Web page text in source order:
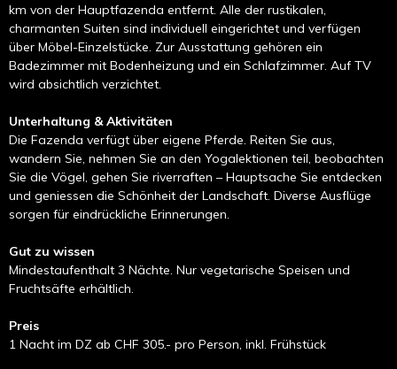
km von der Hauptfazenda entfernt. Alle der rustikalen,
charmanten Suiten sind individuell eingerichtet und verfügen
über Möbel-Einzelstücke. Zur Ausstattung gehören ein
Badezimmer mit Bodenheizung und ein Schlafzimmer. Auf TV
wird absichtlich verzichtet.
Unterhaltung & Aktivitäten
Die Fazenda verfügt über eigene Pferde. Reiten Sie aus,
wandern Sie, nehmen Sie an den Yogalektionen teil, beobachten
Sie die Vögel, gehen Sie riverraften – Hauptsache Sie entdecken
und geniessen die Schönheit der Landschaft. Diverse Ausflüge
sorgen für eindrückliche Erinnerungen.
Gut zu wissen
Mindestaufenthalt 3 Nächte. Nur vegetarische Speisen und
Fruchtsäfte erhältlich.
Preis
1 Nacht im DZ ab CHF 305.- pro Person, inkl. Frühstück